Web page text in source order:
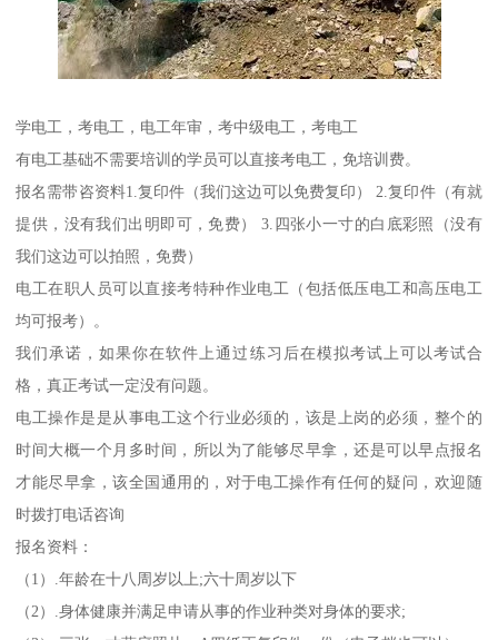
学电工，考电工，电工年审，考中级电工，考电工
有电工基础不需要培训的学员可以直接考电工，免培训费。
报名需带咨资料1.复印件（我们这边可以免费复印） 2.复印件（有就
提供，没有我们出明即可，免费） 3.四张小一寸的白底彩照（没有
我们这边可以拍照，免费）
电工在职人员可以直接考特种作业电工（包括低压电工和高压电工
均可报考）。
我们承诺，如果你在软件上通过练习后在模拟考试上可以考试合
格，真正考试一定没有问题。
电工操作是是从事电工这个行业必须的，该是上岗的必须，整个的
时间大概一个月多时间，所以为了能够尽早拿，还是可以早点报名
才能尽早拿，该全国通用的，对于电工操作有任何的疑问，欢迎随
时拨打电话咨询
报名资料：
（1）.年龄在十八周岁以上;六十周岁以下
（2）.身体健康并满足申请从事的作业种类对身体的要求;